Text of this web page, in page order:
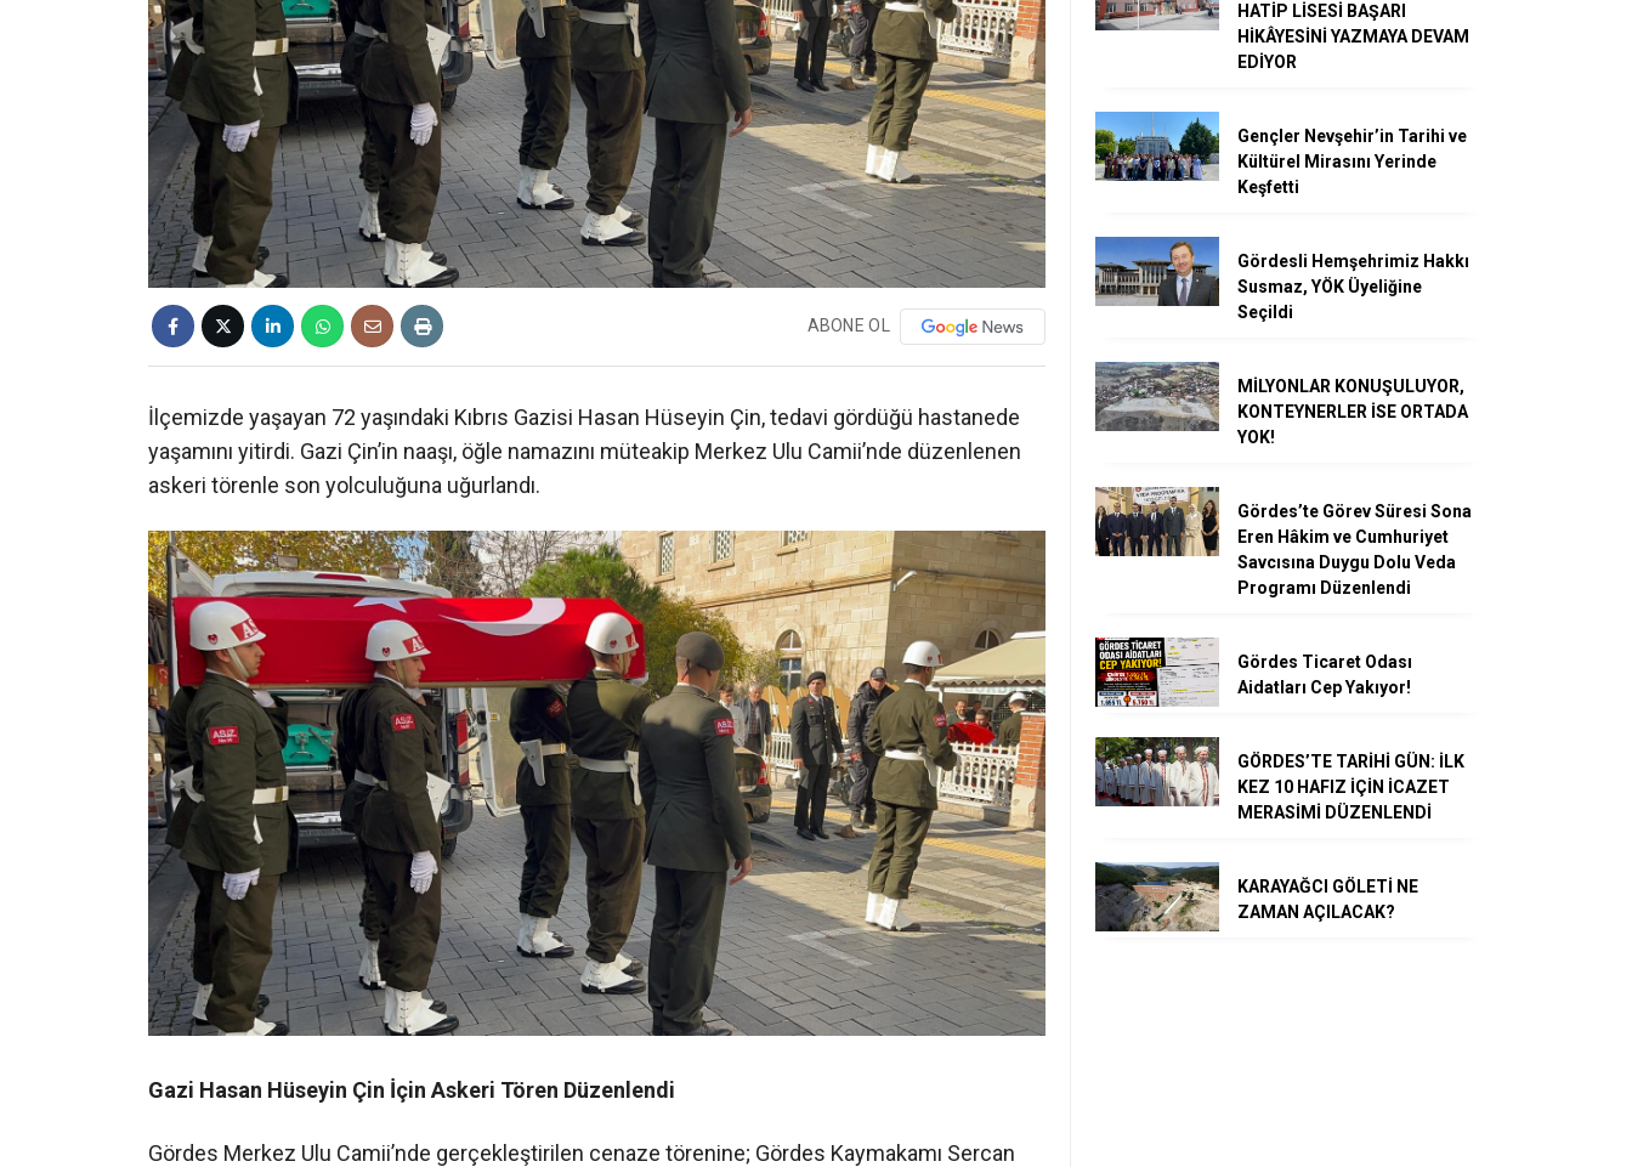
ABONE OL
İlçemizde yaşayan 72 yaşındaki Kıbrıs Gazisi Hasan Hüseyin Çin, tedavi gördüğü hastanede
yaşamını yitirdi. Gazi Çin’in naaşı, öğle namazını müteakip Merkez Ulu Camii’nde düzenlenen
askeri törenle son yolculuğuna uğurlandı.
Gazi Hasan Hüseyin Çin İçin Askeri Tören Düzenlendi
Gördes Merkez Ulu Camii’nde gerçekleştirilen cenaze törenine; Gördes Kaymakamı Sercan
HATİP LİSESİ BAŞARI
HİKÂYESİNİ YAZMAYA DEVAM
EDİYOR
Gençler Nevşehir’in Tarihi ve
Kültürel Mirasını Yerinde
Keşfetti
Gördesli Hemşehrimiz Hakkı
Susmaz, YÖK Üyeliğine
Seçildi
MİLYONLAR KONUŞULUYOR,
KONTEYNERLER İSE ORTADA
YOK!
Gördes’te Görev Süresi Sona
Eren Hâkim ve Cumhuriyet
Savcısına Duygu Dolu Veda
Programı Düzenlendi
Gördes Ticaret Odası
Aidatları Cep Yakıyor!
GÖRDES’TE TARİHİ GÜN: İLK
KEZ 10 HAFIZ İÇİN İCAZET
MERASİMİ DÜZENLENDİ
KARAYAĞCI GÖLETİ NE
ZAMAN AÇILACAK?